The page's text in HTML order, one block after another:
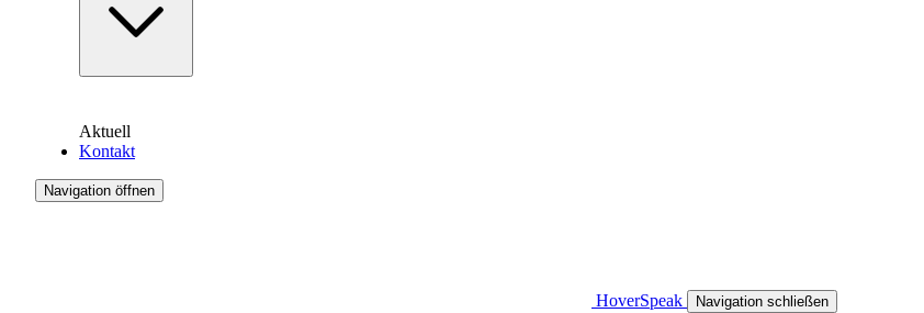
Aktuell
Kontakt
Navigation öffnen
HoverSpeak Navigation schließen